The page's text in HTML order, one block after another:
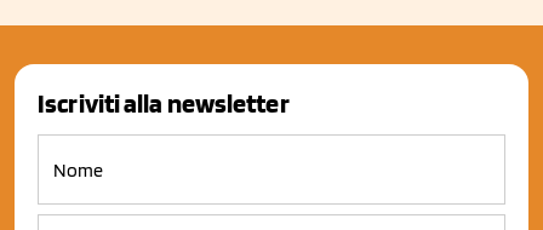
Iscriviti alla newsletter